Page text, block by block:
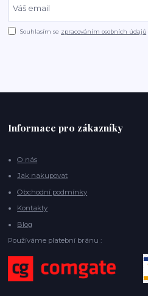
Souhlasím se zpracováním osobních údajů
Informace pro zákazníky
O nás
Jak nakupovat
Obchodní podmínky
Kontakty
Blog
Používáme platební bránu :